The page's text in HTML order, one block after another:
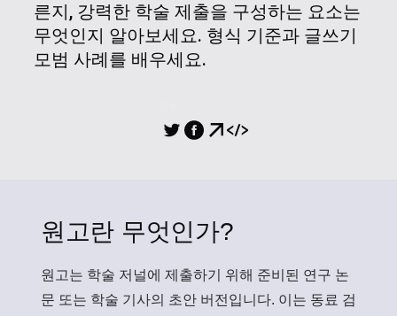
른지, 강력한 학술 제출을 구성하는 요소는
무엇인지 알아보세요. 형식 기준과 글쓰기
모범 사례를 배우세요.
원고란 무엇인가?
원고는 학술 저널에 제출하기 위해 준비된 연구 논
문 또는 학술 기사의 초안 버전입니다. 이는 동료 검